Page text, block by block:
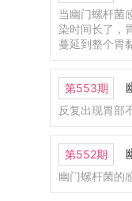
当幽门螺杆菌
染时间长了，
蔓延到整个胃
炎，其中一些
第553期
第552期